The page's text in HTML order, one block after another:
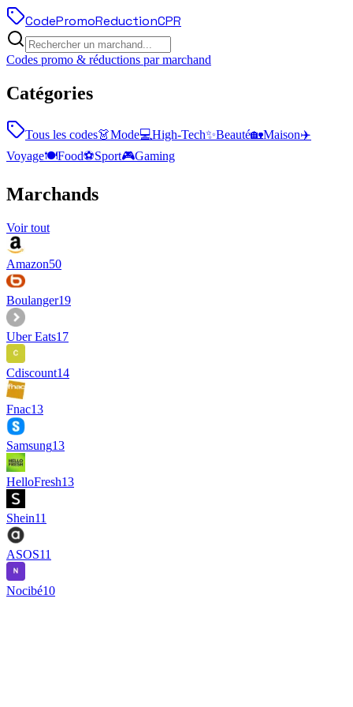
CodePromoReductionCPR
Codes promo & réductions par marchand
Catégories
Tous les codes👗Mode💻High-Tech✨Beauté🏡Maison✈️
Voyage🍽️Food⚽Sport🎮Gaming
Marchands
Voir tout
Amazon50
Boulanger19
Uber Eats17
Cdiscount14
Fnac13
Samsung13
HelloFresh13
Shein11
ASOS11
Nocibé10